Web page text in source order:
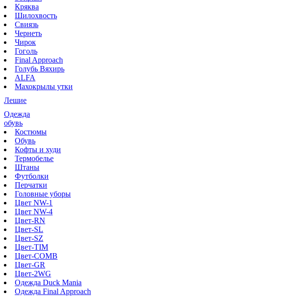
Кряква
Шилохвость
Свиязь
Чернеть
Чирок
Гоголь
Final Approach
Голубь Вяхирь
ALFA
Махокрылы утки
Лешие
Одежда
обувь
Костюмы
Обувь
Кофты и худи
Термобелье
Штаны
Футболки
Перчатки
Головные уборы
Цвет NW-1
Цвет NW-4
Цвет-RN
Цвет-SL
Цвет-SZ
Цвет-TIM
Цвет-COMB
Цвет-GR
Цвет-2WG
Одежда Duck Mania
Одежда Final Approach